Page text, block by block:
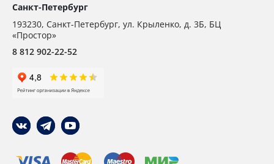
Санкт-Петербург
193230, Санкт-Петербург, ул. Крыленко, д. 3Б, БЦ
«Простор»
8 812 902-22-52